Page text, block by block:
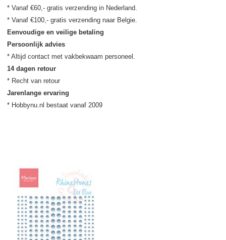
* Vanaf €60,- gratis verzending in Nederland.
Eenvoudige en veilige betaling
Persoonlijk advies
14 dagen retour
Jarenlange ervaring
* Hobbynu.nl bestaat vanaf 2009